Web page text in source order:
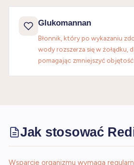
Glukomannan
Błonnik, który po wykazaniu
wody rozszerza się w żołądku,
pomagając zmniejszyć objętość
Jak stosować
Wsparcie organizmu wymaga